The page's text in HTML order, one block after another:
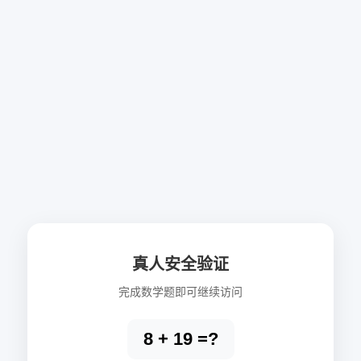
真人安全验证
完成数学题即可继续访问
8 + 19 =?